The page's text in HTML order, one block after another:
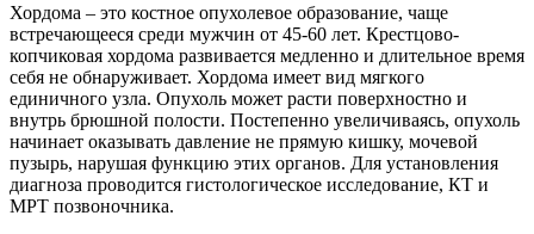
Хордома – это костное опухолевое образование, чаще
встречающееся среди мужчин от 45-60 лет. Крестцово-
копчиковая хордома развивается медленно и длительное время
себя не обнаруживает. Хордома имеет вид мягкого
единичного узла. Опухоль может расти поверхностно и
внутрь брюшной полости. Постепенно увеличиваясь, опухоль
начинает оказывать давление не прямую кишку, мочевой
пузырь, нарушая функцию этих органов. Для установления
диагноза проводится гистологическое исследование, КТ и
МРТ позвоночника.